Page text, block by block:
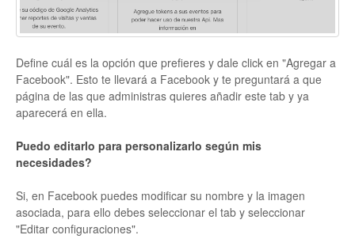
Define cuál es la opción que prefieres y dale click en "Agregar a
Facebook". Esto te llevará a Facebook y te preguntará a que
página de las que administras quieres añadir este tab y ya
aparecerá en ella.
Puedo editarlo para personalizarlo según mis
necesidades?
Si, en Facebook puedes modificar su nombre y la imagen
asociada, para ello debes seleccionar el tab y seleccionar
"Editar configuraciones".